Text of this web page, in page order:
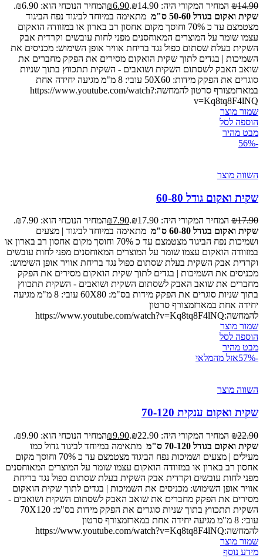
₪14.90 המחיר המקורי היה: ₪14.90. ₪6.90
המחיר הנוכחי הוא: ₪6.90.
שקית ואקום בגודל 50-60 ס"מ
מתאימה במיוחד לביגוד נפח הביגוד
מצטמצם עד כ 70% וחוסך מקום אחסון רב בארון או במזוודה הואקום
עצמו שומר על המוצרים המאוחסנים מפני לחות עובשים וקרדית אבק
השקית בעלת שסתום כפול נגד בריחת אוויר אופן השימוש: מכניסים את
השמיכות | בגדים לתוך שקית הואקום מסירים את הפקק מחברים את
שואב האבק לשסתום השקית ושואבים - השקית תתכווץ בתוך שניות
סוגרים את הפקק מידות: 50X60 עובי: 8 מ"מ מגיעה יחידה אחת
במארזמצורף סרטון להמחשה:https://www.youtube.com/watch?
v=Kq8tq8F4lNQ
שמור מוצר
הוספה לסל
מבט מהיר
-56%
השווה מוצר
שקית ואקום גודל 60-80
₪17.90 המחיר המקורי היה: ₪17.90. ₪7.90
המחיר הנוכחי הוא: ₪7.90.
שקית ואקום בגודל 60-80 ס"מ
מתאימה במיוחד לביגוד | מצעים
ושמיכות נפח הביגוד מצטמצם עד כ 70% וחוסך מקום אחסון רב בארון או
במזוודה הואקום עצמו שומר על המוצרים המאוחסנים מפני לחות עובשים
וקרדית אבק השקית בעלת שסתום כפול נגד בריחת אוויר אופן השימוש:
מכניסים את השמיכות | בגדים לתוך שקית הואקום מסירים את הפקק
מחברים את שואב האבק לשסתום השקית ושואבים - השקית תתכווץ
בתוך שניות סוגרים את הפקק מידות בס"מ: 60X80 עובי: 8 מ"מ מגיעה
יחידה אחת במארזמצורף סרטון
להמחשה:https://www.youtube.com/watch?v=Kq8tq8F4lNQ
שמור מוצר
הוספה לסל
מבט מהיר
-57%
אזל מהמלאי
השווה מוצר
שקית ואקום ענקית 70-120
₪22.90 המחיר המקורי היה: ₪22.90. ₪9.90
המחיר הנוכחי הוא: ₪9.90.
שקית ואקום בגודל 70-120 ס"מ
מתאימה במיוחד לביגוד גדול כמו
מעילים | מצעים ושמיכות נפח הביגוד מצטמצם עד כ 70% וחוסך מקום
אחסון רב בארון או במזוודה הואקום עצמו שומר על המוצרים המאוחסנים
מפני לחות עובשים וקרדית אבק השקית בעלת שסתום כפול נגד בריחת
אוויר אופן השימוש: מכניסים את השמיכות | בגדים לתוך שקית הואקום
מסירים את הפקק מחברים את שואב האבק לשסתום השקית ושואבים -
השקית תתכווץ בתוך שניות סוגרים את הפקק מידות בס"מ: 70X120
עובי: 8 מ"מ מגיעה יחידה אחת במארזמצורף סרטון
להמחשה:https://www.youtube.com/watch?v=Kq8tq8F4lNQ
שמור מוצר
מידע נוסף